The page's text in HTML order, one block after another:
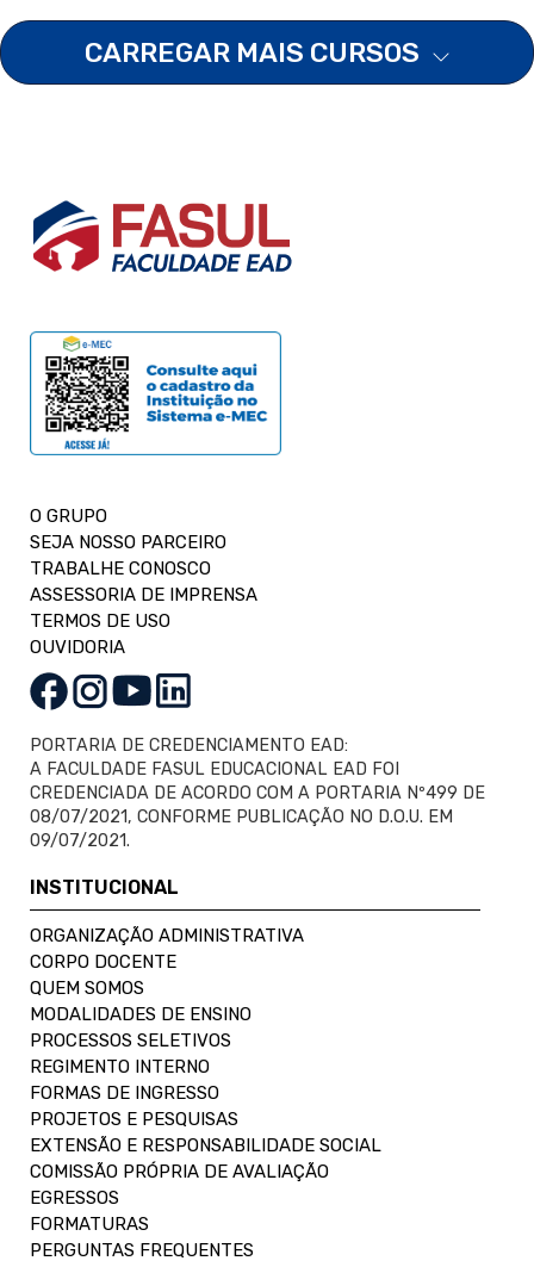
CARREGAR MAIS CURSOS
O GRUPO
SEJA NOSSO PARCEIRO
TRABALHE CONOSCO
ASSESSORIA DE IMPRENSA
TERMOS DE USO
OUVIDORIA
PORTARIA DE CREDENCIAMENTO EAD:
A FACULDADE FASUL EDUCACIONAL EAD FOI
CREDENCIADA DE ACORDO COM A PORTARIA Nº499 DE
08/07/2021, CONFORME PUBLICAÇÃO NO D.O.U. EM
09/07/2021.
INSTITUCIONAL
ORGANIZAÇÃO ADMINISTRATIVA
CORPO DOCENTE
QUEM SOMOS
MODALIDADES DE ENSINO
PROCESSOS SELETIVOS
REGIMENTO INTERNO
FORMAS DE INGRESSO
PROJETOS E PESQUISAS
EXTENSÃO E RESPONSABILIDADE SOCIAL
COMISSÃO PRÓPRIA DE AVALIAÇÃO
EGRESSOS
FORMATURAS
PERGUNTAS FREQUENTES